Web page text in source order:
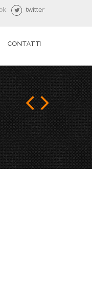
twitter
CONTATTI